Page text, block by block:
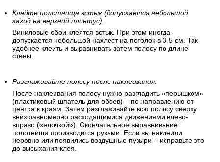
Клейте полотнища встык.(допускается небольшой
заход на верхний плинтус).
Виниловые обои клеятся встык. При этом иногда
допускается небольшой нахлест на потолок в 3-5 см. Так
удобнее клеить и выравнивать затем полосу по длине
стены.
Разглаживайте полосу после наклеивания.
После наклеивания полосу нужно разгладить «перышком»
(пластиковый шпатель для обоев) – по направлению от
центра к краям. Затем разглаживайте всю полосу сверху
вниз равномерно расходящимися движениями влево-
вправо («елочкой»). Окончательное выравнивание
полотнища производится руками. Если вы наклеили
неровно или появились воздушные пузыри – исправьте это
до высыхания клея.